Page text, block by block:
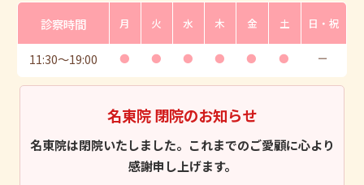
診察時間 月 火 水 木 金 土 日・祝
11:30〜19:00 ● ● ● ● ● ● ー
名東院 閉院のお知らせ
名東院は閉院いたしました。これまでのご愛顧に心より
感謝申し上げます。